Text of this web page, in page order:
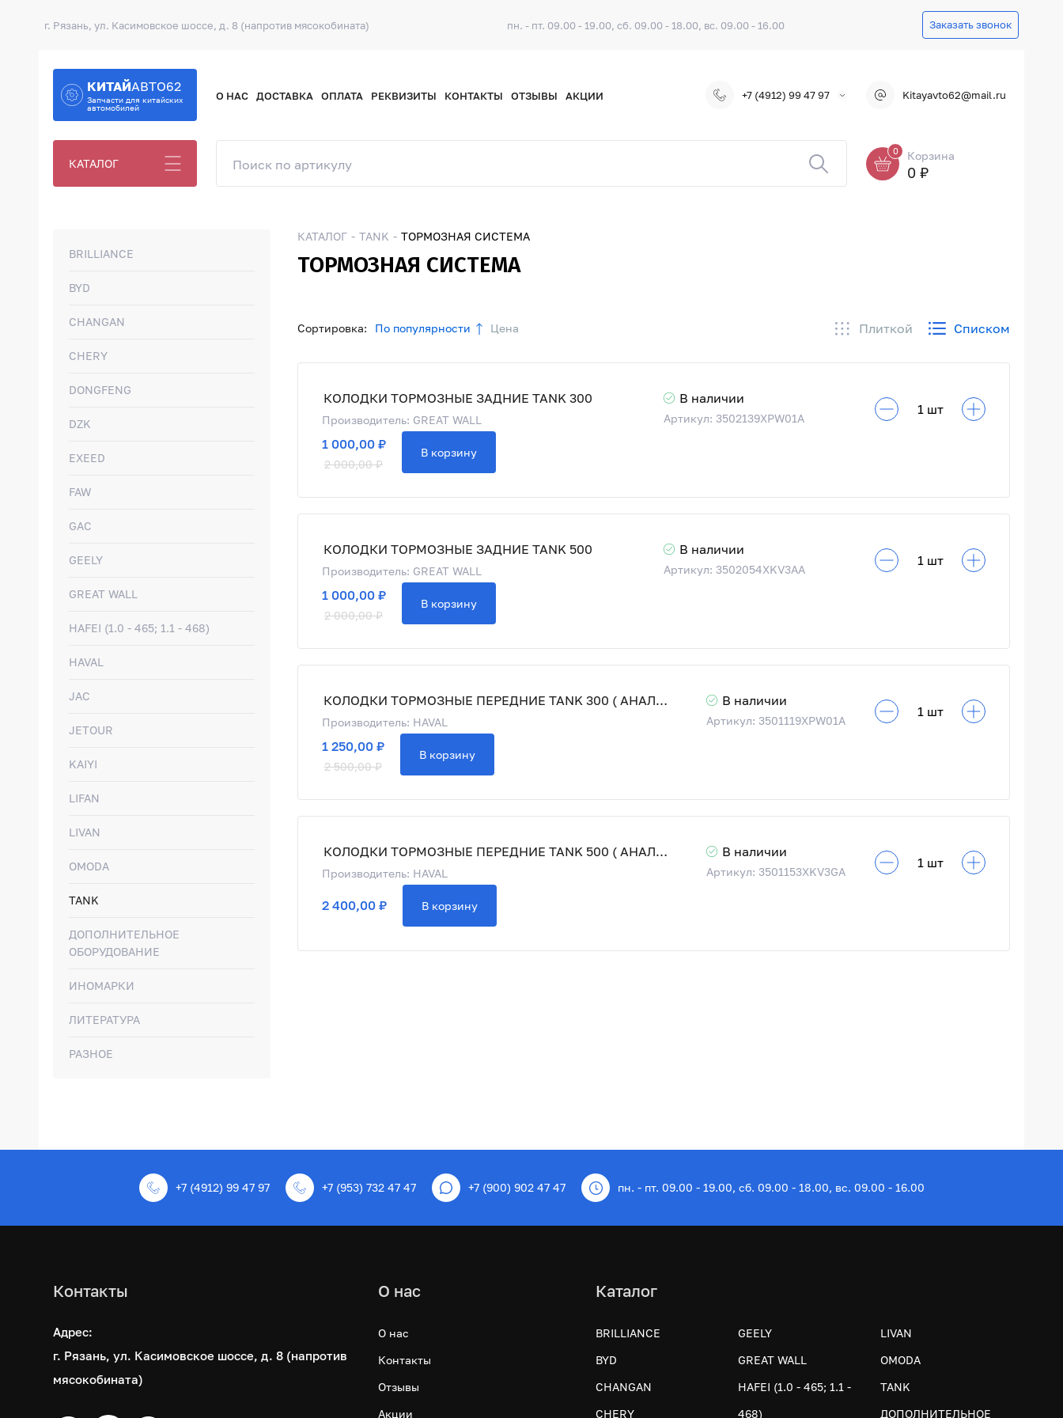
г. Рязань, ул. Касимовское шоссе, д. 8 (напротив мясокобината) пн. - пт. 09.00 - 19.00, сб. 09.00 - 18.00, вс. 09.00 - 16.00 Заказать звонок
КИТАЙАВТО62
Запчасти для китайских
автомобилей
О НАС ДОСТАВКА ОПЛАТА РЕКВИЗИТЫ КОНТАКТЫ ОТЗЫВЫ АКЦИИ +7 (4912) 99 47 97 Kitayavto62@mail.ru
КАТАЛОГ
0 Корзина
0 ₽
BRILLIANCE
BYD
CHANGAN
CHERY
DONGFENG
DZK
EXEED
FAW
GAC
GEELY
GREAT WALL
HAFEI (1.0 - 465; 1.1 - 468)
HAVAL
JAC
JETOUR
KAIYI
LIFAN
LIVAN
OMODA
TANK
ДОПОЛНИТЕЛЬНОЕ
ОБОРУДОВАНИЕ
ИНОМАРКИ
ЛИТЕРАТУРА
РАЗНОЕ
КАТАЛОГ TANK ТОРМОЗНАЯ СИСТЕМА
ТОРМОЗНАЯ СИСТЕМА
Сортировка: По популярности Цена Плиткой Списком
КОЛОДКИ ТОРМОЗНЫЕ ЗАДНИЕ TANK 300
Производитель: GREAT WALL
В наличии
Артикул: 3502139XPW01A
1 000,00 ₽
2 000,00 ₽
В корзину
КОЛОДКИ ТОРМОЗНЫЕ ЗАДНИЕ TANK 500
Производитель: GREAT WALL
В наличии
Артикул: 3502054XKV3AA
1 000,00 ₽
2 000,00 ₽
В корзину
КОЛОДКИ ТОРМОЗНЫЕ ПЕРЕДНИЕ TANK 300 ( АНАЛОГ )
Производитель: HAVAL
В наличии
Артикул: 3501119XPW01A
1 250,00 ₽
2 500,00 ₽
В корзину
КОЛОДКИ ТОРМОЗНЫЕ ПЕРЕДНИЕ TANK 500 ( АНАЛОГ )
Производитель: HAVAL
В наличии
Артикул: 3501153XKV3GA
2 400,00 ₽ В корзину
+7 (4912) 99 47 97 +7 (953) 732 47 47 +7 (900) 902 47 47 пн. - пт. 09.00 - 19.00, сб. 09.00 - 18.00, вс. 09.00 - 16.00
Контакты
Адрес:
г. Рязань, ул. Касимовское шоссе, д. 8 (напротив
мясокобината)
О нас
О нас
Контакты
Отзывы
Акции
Каталог
BRILLIANCE
BYD
CHANGAN
CHERY
GEELY
GREAT WALL
HAFEI (1.0 - 465; 1.1 -
468)
LIVAN
OMODA
TANK
ДОПОЛНИТЕЛЬНОЕ